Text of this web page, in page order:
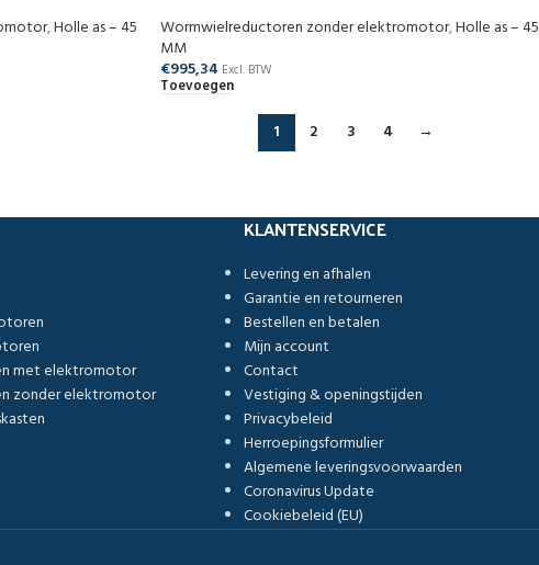
,Holle as – 45
Wormwielreductoren zonder elektromotor,Holle as – 45
MM
€995,34 Excl. BTW
Toevoegen
1 2 3 4 →
met elektromotor
zonder elektromotor
KLANTENSERVICE
Levering en afhalen
Garantie en retourneren
Bestellen en betalen
Mijn account
Contact
Vestiging & openingstijden
Privacybeleid
Herroepingsformulier
Algemene leveringsvoorwaarden
Coronavirus Update
Cookiebeleid (EU)